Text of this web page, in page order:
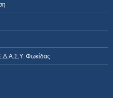
Φωκίδας